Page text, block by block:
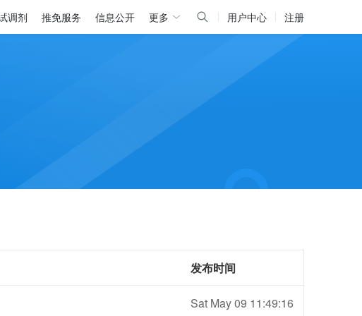
调剂 推免服务 信息公开 更多 用户中心 注册
发布时间
Sat May 09 11:49:16